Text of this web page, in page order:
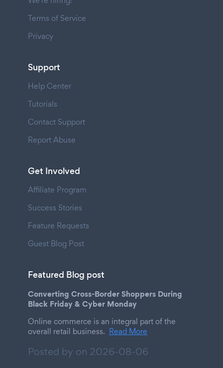
Terms of Service
Privacy
Support
Help Center
Tutorials
Contact Support
Report Abuse
Get Involved
Affiliate Program
Success Stories
Feature Requests
Guest Blog Post
Featured Blog post
Converting Cross-Border Shoppers During
Black Friday & Cyber Monday
Online commerce is an integral part of the
overall retail business. Read More
Posted by on 2026-08-06